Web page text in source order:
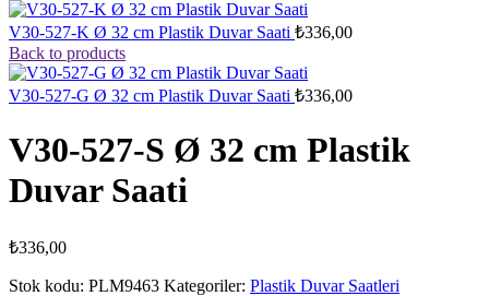
V30-527-K Ø 32 cm Plastik Duvar Saati ₺336,00
Back to products
V30-527-G Ø 32 cm Plastik Duvar Saati ₺336,00
V30-527-S Ø 32 cm Plastik
Duvar Saati
₺336,00
Stok kodu: PLM9463 Kategoriler: Plastik Duvar Saatleri